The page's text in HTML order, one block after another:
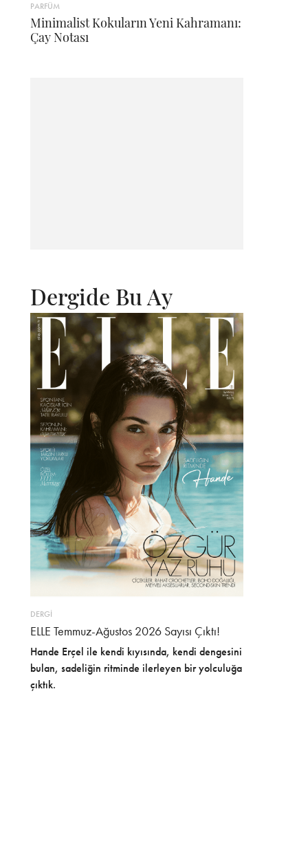
PARFÜM
Minimalist Kokuların Yeni Kahramanı:
Çay Notası
Dergide Bu Ay
DERGİ
ELLE Temmuz-Ağustos 2026 Sayısı Çıktı!
Hande Erçel ile kendi kıyısında, kendi dengesini
bulan, sadeliğin ritminde ilerleyen bir yolculuğa
çıktık.